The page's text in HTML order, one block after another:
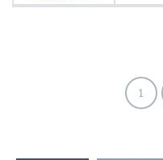
1